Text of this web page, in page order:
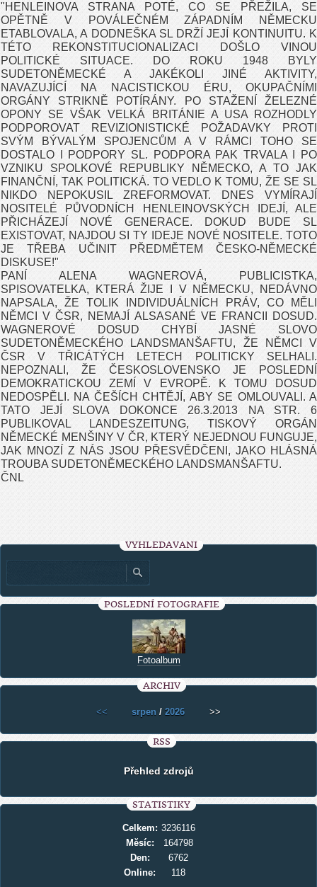
"HENLEINOVA STRANA POTÉ, CO SE PŘEŽILA, SE
OPĚTNĚ V POVÁLEČNÉM ZÁPADNÍM NĚMECKU
ETABLOVALA, A DODNEŠKA SL DRŽÍ JEJÍ KONTINUITU. K
TÉTO REKONSTITUCIONALIZACI DOŠLO VINOU
POLITICKÉ SITUACE. DO ROKU 1948 BYLY
SUDETONĚMECKÉ A JAKÉKOLI JINÉ AKTIVITY,
NAVAZUJÍCÍ NA NACISTICKOU ÉRU, OKUPAČNÍMI
ORGÁNY STRIKNĚ POTÍRÁNY. PO STAŽENÍ ŽELEZNÉ
OPONY SE VŠAK VELKÁ BRI TÁNIE A USA ROZHODLY
PODPOROVAT REVIZIONISTICKÉ POŽADAVKY PROTI
SVÝM BÝVALÝM SPOJENCŮM A V RÁMCI TOHO SE
DOSTALO I PODPORY SL. PODPORA PAK TRVALA I PO
VZNIKU SPOLKOVÉ REPUBLIKY NĚMECKO, A TO JAK
FINANČNÍ, TAK POLITICKÁ. TO VEDLO K TOMU, ŽE SE SL
NIKDO NEPOKUSIL ZREFORMOVAT. DNES VYMÍRAJÍ
NOSITELÉ PŮVODNÍCH HENLEINOVSKÝCH IDEJÍ, ALE
PŘICHÁZEJÍ NOVÉ GENERACE. DOKUD BUDE SL
EXISTOVAT, NAJDOU SI TY IDEJE NOVÉ NOSITELE. TOTO
JE TŘEBA UČINIT PŘEDMĚTEM ČESKO-NĚMECKÉ
DISKUSE!"
PANÍ ALENA WAGNEROVÁ, PUBLICISTKA,
SPISOVATELKA, KTERÁ ŽIJE I V NĚMECKU, NEDÁVNO
NAPSALA, ŽE TOLIK INDIVIDUÁLNÍCH PRÁV, CO MĚLI
NĚMCI V ČSR, NEMAJÍ ALSASANÉ VE FRANCII DOSUD.
WAGNEROVÉ DOSUD CHYBÍ JASNÉ SLOVO
SUDETONĚMECKÉHO LANDSMANŠAFTU, ŽE NĚMCI V
ČSR V TŘICÁTÝCH LETECH POLITICKY SELHALI.
NEPOZNALI, ŽE ČESKOSLOVENSKO JE POSLEDNÍ
DEMOKRATICKOU ZEMÍ V EVROPĚ. K TOMU DOSUD
NEDOSPĚLI. NA ČEŠÍCH CHTĚJÍ, ABY SE OMLOUVALI. A
TATO JEJÍ SLOVA DOKONCE 26.3.2013 NA STR. 6
PUBLIKOVAL LANDESZEITUNG, TISKOVÝ ORGÁN
NĚMECKÉ MENŠINY V ČR, KTERÝ NEJEDNOU FUNGUJE,
JAK MNOZÍ Z NÁS JSOU PŘESVĚDČENI, JAKO HLÁSNÁ
TROUBA SUDETONĚMECKÉHO LANDSMANŠAFTU.
ČNL
VYHLEDÁVÁNÍ
POSLEDNÍ FOTOGRAFIE
Fotoalbum
ARCHIV
<< srpen / 2026 >>
RSS
Přehled zdrojů
STATISTIKY
Online: 118
Celkem: 3236116
Měsíc:
164798
Den:
6762